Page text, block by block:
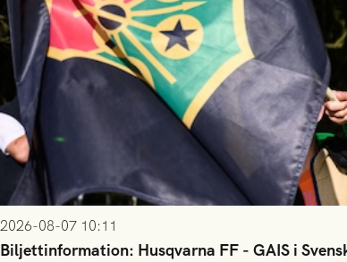
2026-08-07 10:11
Biljettinformation: Husqvarna FF - GAIS i